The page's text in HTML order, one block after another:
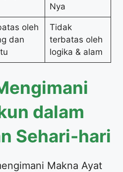
Nya
oleh
dan
Tidak
terbatas oleh
logika & alam
dalam
Sehari-hari
Makna Ayat